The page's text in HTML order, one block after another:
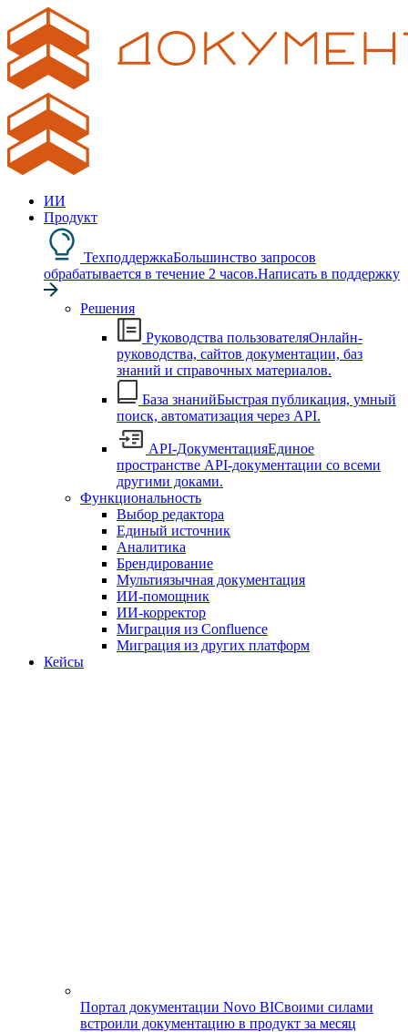
ИИ
Продукт
ТехподдержкаБольшинство запросов
обрабатывается в течение 2 часов.Написать в поддержку
Решения
Руководства пользователяОнлайн-
руководства, сайтов документации, баз
знаний и справочных материалов.
База знанийБыстрая публикация, умный
поиск, автоматизация через API.
API-ДокументацияЕдиное
пространстве API-документации со всеми
другими доками.
Функциональность
Выбор редактора
Единый источник
Аналитика
Брендирование
Мультиязычная документация
ИИ-помощник
ИИ-корректор
Миграция из Confluence
Миграция из других платформ
Кейсы
Портал документации Novo BIСвоими силами
встроили документацию в продукт за месяц